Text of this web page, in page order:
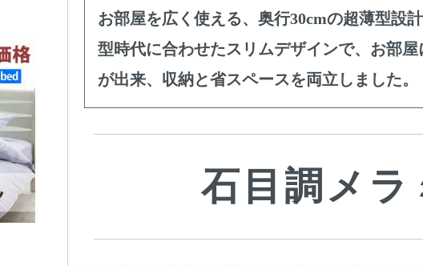
お部屋を広く使える、奥行30cmの超薄型設
型時代に合わせたスリムデザインで、お部
が出来、収納と省スペースを両立しました。
石目調メラ